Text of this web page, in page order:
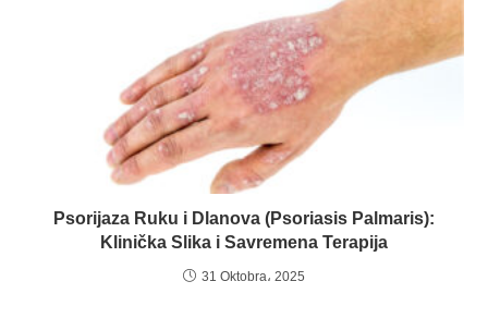
Psorijaza Ruku i Dlanova (Psoriasis Palmaris):
Klinička Slika i Savremena Terapija
31 Oktobra، 2025